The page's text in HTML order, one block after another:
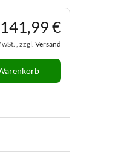
141,99€
, zzgl. Versand